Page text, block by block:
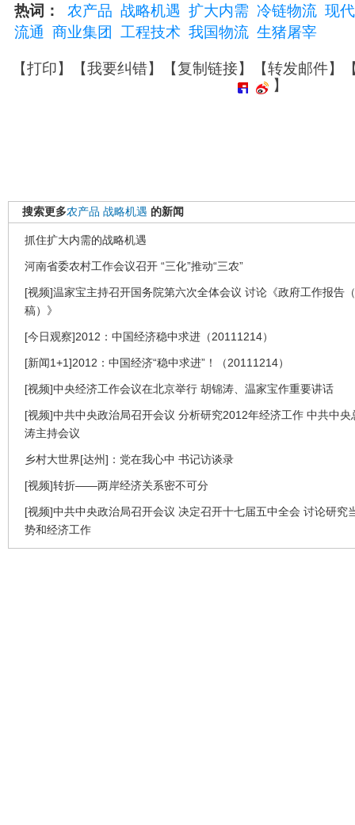
热词： 农产品 战略机遇 扩大内需 冷链物流 现
流通 商业集团 工程技术 我国物流 生猪屠宰
【打印】【我要纠错】【复制链接】【转发邮件】
】
搜索更多农产品 战略机遇 的新闻
抓住扩大内需的战略机遇
河南省委农村工作会议召开 “三化”推动“三农”
[视频]温家宝主持召开国务院第六次全体会议 讨论《政府工作报告
稿）》
[今日观察]2012：中国经济稳中求进（20111214）
[新闻1+1]2012：中国经济“稳中求进”！（20111214）
[视频]中央经济工作会议在北京举行 胡锦涛、温家宝作重要讲话
[视频]中共中央政治局召开会议 分析研究2012年经济工作 中共中央
涛主持会议
乡村大世界[达州]：党在我心中 书记访谈录
[视频]转折——两岸经济关系密不可分
[视频]中共中央政治局召开会议 决定召开十七届五中全会 讨论研究
势和经济工作